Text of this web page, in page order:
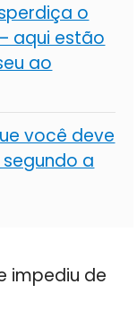
o
aqui estão
ao
você deve
a
impediu de